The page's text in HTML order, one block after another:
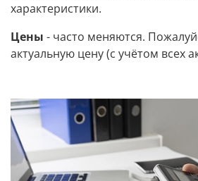
характеристики.
Цены - часто меняются.
актуальную цену (с учётом всех